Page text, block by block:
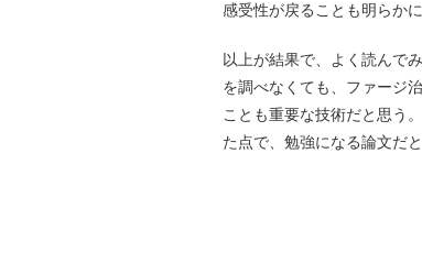
感受性が戻ることも明らか
以上が結果で、よく読んで
を調べなくても、ファージ
ことも重要な技術だと思う
た点で、勉強になる論文だと